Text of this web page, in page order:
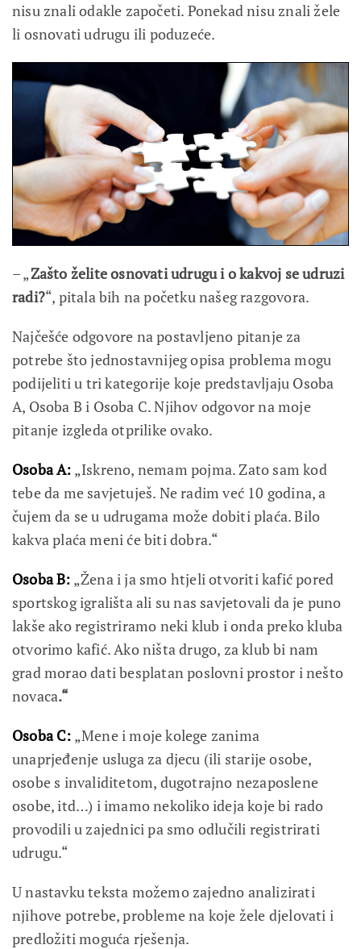
nisu znali odakle započeti. Ponekad nisu znali žele
li osnovati udrugu ili poduzeće.
– „Zašto želite osnovati udrugu i o kakvoj se udruzi
radi?“, pitala bih na početku našeg razgovora.
Najčešće odgovore na postavljeno pitanje za
potrebe što jednostavnijeg opisa problema mogu
podijeliti u tri kategorije koje predstavljaju Osoba
A, Osoba B i Osoba C. Njihov odgovor na moje
pitanje izgleda otprilike ovako.
Osoba A: „Iskreno, nemam pojma. Zato sam kod
tebe da me savjetuješ. Ne radim već 10 godina, a
čujem da se u udrugama može dobiti plaća. Bilo
kakva plaća meni će biti dobra.“
Osoba B: „Žena i ja smo htjeli otvoriti kafić pored
sportskog igrališta ali su nas savjetovali da je puno
lakše ako registriramo neki klub i onda preko kluba
otvorimo kafić. Ako ništa drugo, za klub bi nam
grad morao dati besplatan poslovni prostor i nešto
novaca.“
Osoba C: „Mene i moje kolege zanima
unaprjeđenje usluga za djecu (ili starije osobe,
osobe s invaliditetom, dugotrajno nezaposlene
osobe, itd…) i imamo nekoliko ideja koje bi rado
provodili u zajednici pa smo odlučili registrirati
udrugu.“
U nastavku teksta možemo zajedno analizirati
njihove potrebe, probleme na koje žele djelovati i
predložiti moguća rješenja.